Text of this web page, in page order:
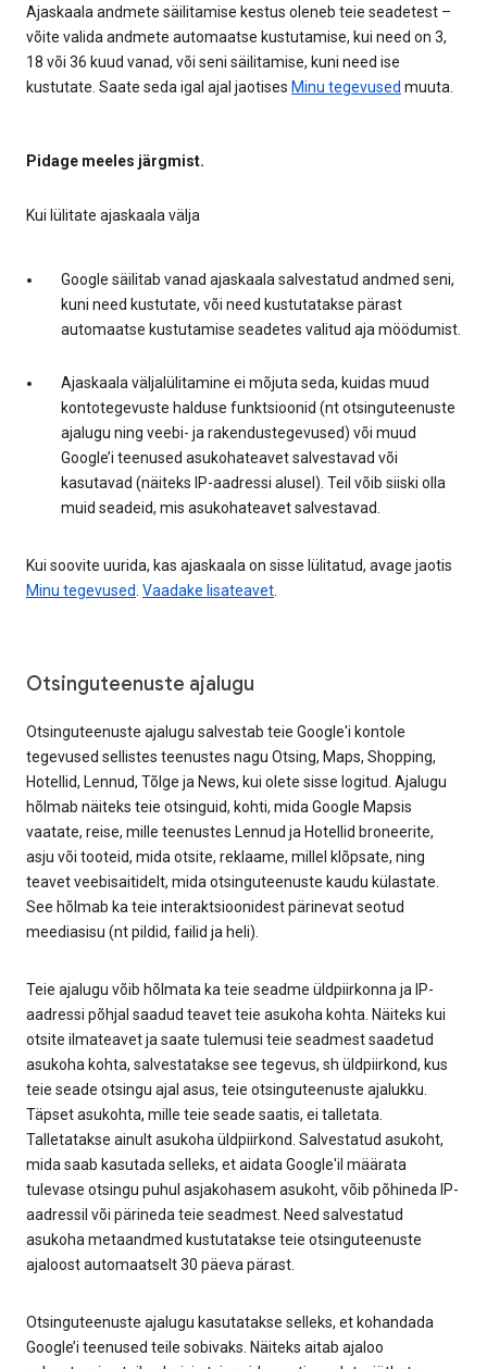
Ajaskaala andmete säilitamise kestus oleneb teie seadetest –
võite valida andmete automaatse kustutamise, kui need on 3,
18 või 36 kuud vanad, või seni säilitamise, kuni need ise
kustutate. Saate seda igal ajal jaotises Minu tegevused muuta.
Pidage meeles järgmist.
Kui lülitate ajaskaala välja
Google säilitab vanad ajaskaala salvestatud andmed seni,
kuni need kustutate, või need kustutatakse pärast
automaatse kustutamise seadetes valitud aja möödumist.
Ajaskaala väljalülitamine ei mõjuta seda, kuidas muud
kontotegevuste halduse funktsioonid (nt otsinguteenuste
ajalugu ning veebi- ja rakendustegevused) või muud
Google’i teenused asukohateavet salvestavad või
kasutavad (näiteks IP-aadressi alusel). Teil võib siiski olla
muid seadeid, mis asukohateavet salvestavad.
Kui soovite uurida, kas ajaskaala on sisse lülitatud, avage jaotis
Minu tegevused. Vaadake lisateavet.
Otsinguteenuste ajalugu
Otsinguteenuste ajalugu salvestab teie Google'i kontole
tegevused sellistes teenustes nagu Otsing, Maps, Shopping,
Hotellid, Lennud, Tõlge ja News, kui olete sisse logitud. Ajalugu
hõlmab näiteks teie otsinguid, kohti, mida Google Mapsis
vaatate, reise, mille teenustes Lennud ja Hotellid broneerite,
asju või tooteid, mida otsite, reklaame, millel klõpsate, ning
teavet veebisaitidelt, mida otsinguteenuste kaudu külastate.
See hõlmab ka teie interaktsioonidest pärinevat seotud
meediasisu (nt pildid, failid ja heli).
Teie ajalugu võib hõlmata ka teie seadme üldpiirkonna ja IP-
aadressi põhjal saadud teavet teie asukoha kohta. Näiteks kui
otsite ilmateavet ja saate tulemusi teie seadmest saadetud
asukoha kohta, salvestatakse see tegevus, sh üldpiirkond, kus
teie seade otsingu ajal asus, teie otsinguteenuste ajalukku.
Täpset asukohta, mille teie seade saatis, ei talletata.
Talletatakse ainult asukoha üldpiirkond. Salvestatud asukoht,
mida saab kasutada selleks, et aidata Google'il määrata
tulevase otsingu puhul asjakohasem asukoht, võib põhineda IP-
aadressil või pärineda teie seadmest. Need salvestatud
asukoha metaandmed kustutatakse teie otsinguteenuste
ajaloost automaatselt 30 päeva pärast.
Otsinguteenuste ajalugu kasutatakse selleks, et kohandada
Google’i teenused teile sobivaks. Näiteks aitab ajaloo